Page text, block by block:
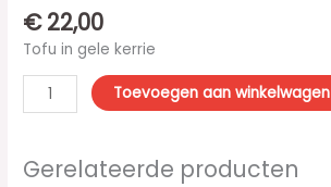
€22,00
Tofu in gele kerrie
Toevoegen aan winkelwagen
Gerelateerde producten